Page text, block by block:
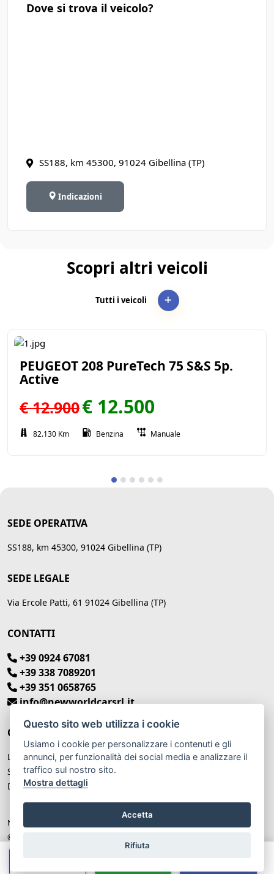
Questo sito web utilizza i cookie
Usiamo i cookie per personalizzare i contenuti e gli
annunci, per funzionalità dei social media e analizzare il
traffico sul nostro sito.
Mostra dettagli
Accetta
Rifiuta
Dove si trova il veicolo?
SS188, km 45300, 91024 Gibellina (TP)
Indicazioni
Scopri altri veicoli
Tutti i veicoli
PEUGEOT 208 PureTech 75 S&S 5p.
Active
€ 12.900€ 12.500
82.130 Km Benzina Manuale
SEDE OPERATIVA
SS188, km 45300, 91024 Gibellina (TP)
SEDE LEGALE
Via Ercole Patti, 61 91024 Gibellina (TP)
CONTATTI
+39 0924 67081
+39 338 7089201
+39 351 0658765
info@newworldcarsrl.it
ORARI DI APERTURA
Lunedì – Venerdì: 9:00 - 13:00 / 15:00 - 19:30
Sabato: 8:30 - 13:00 / Pom. Chiuso
Domenica: Chiuso
New World Car P.IVA: IT 02929530810
© Another site by